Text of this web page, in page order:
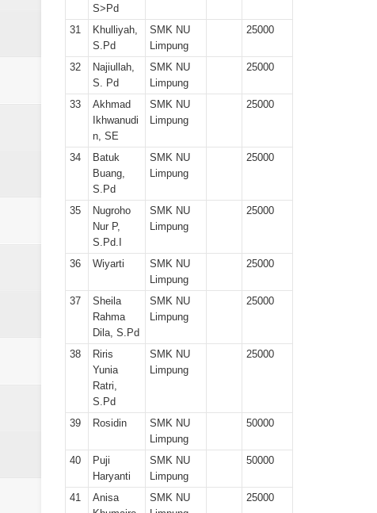
S>Pd
31
Khulliyah,
S.Pd
SMK NU
Limpung
25000
32
Najiullah,
S. Pd
SMK NU
Limpung
25000
33
Akhmad
Ikhwanudi
n, SE
SMK NU
Limpung
25000
34
Batuk
Buang,
S.Pd
SMK NU
Limpung
25000
35
Nugroho
Nur P,
S.Pd.I
SMK NU
Limpung
25000
36 Wiyarti
SMK NU
Limpung
25000
37
Sheila
Rahma
Dila, S.Pd
SMK NU
Limpung
25000
38
Riris
Yunia
Ratri,
S.Pd
SMK NU
Limpung
25000
39 Rosidin
SMK NU
Limpung
50000
40
Puji
Haryanti
SMK NU
Limpung
50000
41
Anisa
SMK NU
25000